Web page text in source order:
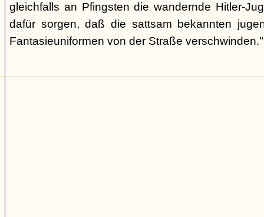
gleichfalls an Pfingsten die wandernde Hitler-
dafür sorgen, daß die sattsam bekannten
Fantasieuniformen von der Straße verschwinden."